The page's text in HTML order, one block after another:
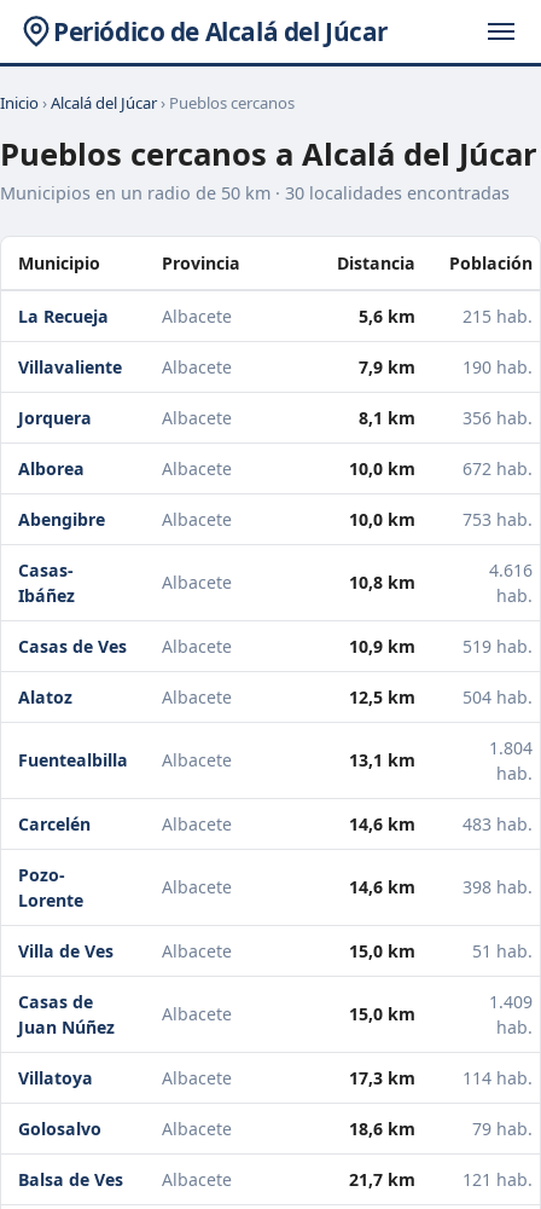
Periódico de Alcalá del Júcar
Inicio›Alcalá del Júcar› Pueblos cercanos
Pueblos cercanos a Alcalá del Júcar
Municipios en un radio de 50 km · 30 localidades encontradas
Municipio Provincia Distancia Población
La Recueja Albacete 5,6 km 215 hab.
Villavaliente Albacete 7,9 km 190 hab.
Jorquera Albacete 8,1 km 356 hab.
Alborea Albacete 10,0 km 672 hab.
Abengibre Albacete 10,0 km 753 hab.
Casas-
Ibáñez
Albacete 10,8 km
4.616
hab.
Casas de Ves Albacete 10,9 km 519 hab.
Alatoz Albacete 12,5 km 504 hab.
Fuentealbilla Albacete 13,1 km
1.804
hab.
Carcelén Albacete 14,6 km 483 hab.
Pozo-
Lorente
Albacete 14,6 km 398 hab.
Villa de Ves Albacete 15,0 km 51 hab.
Casas de
Juan Núñez
Albacete 15,0 km
1.409
hab.
Villatoya Albacete 17,3 km 114 hab.
Golosalvo Albacete 18,6 km 79 hab.
Balsa de Ves Albacete 21,7 km 121 hab.